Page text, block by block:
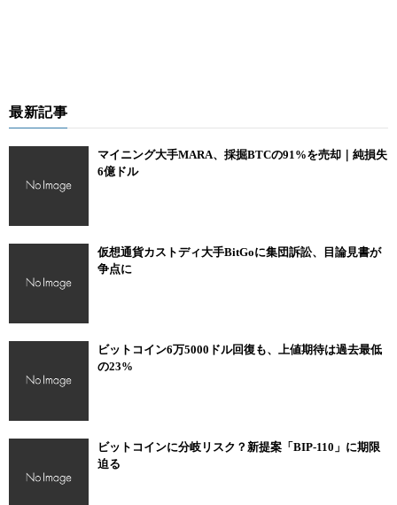
最新記事
マイニング大手MARA、採掘BTCの91%を売却｜純損失
6億ドル
仮想通貨カストディ大手BitGoに集団訴訟、目論見書が
争点に
ビットコイン6万5000ドル回復も、上値期待は過去最低
の23%
ビットコインに分岐リスク？新提案「BIP-110」に期限
迫る